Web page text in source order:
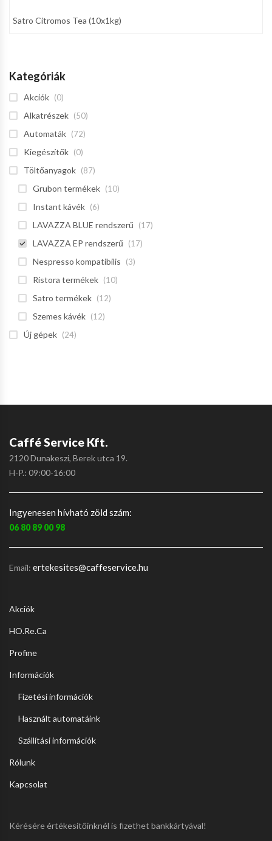
Satro Citromos Tea (10x1kg)
Kategóriák
Akciók (0)
Alkatrészek (50)
Automaták (72)
Kiegészítők (0)
Töltőanyagok (87)
Grubon termékek (10)
Instant kávék (6)
LAVAZZA BLUE rendszerű (17)
LAVAZZA EP rendszerű (17)
Nespresso kompatibilis (3)
Ristora termékek (10)
Satro termékek (12)
Szemes kávék (12)
Új gépek (24)
Caffé Service Kft.
2120 Dunakeszi, Berek utca 19.
H-P.: 09:00-16:00
Ingyenesen hívható zöld szám:
06 80 89 00 98
Email: ertekesites@caffeservice.hu
Akciók
HO.Re.Ca
Profine
Információk
Fizetési információk
Használt automatáink
Szállítási információk
Rólunk
Kapcsolat
Kérésére értékesítőinknél is fizethet bankkártyával!